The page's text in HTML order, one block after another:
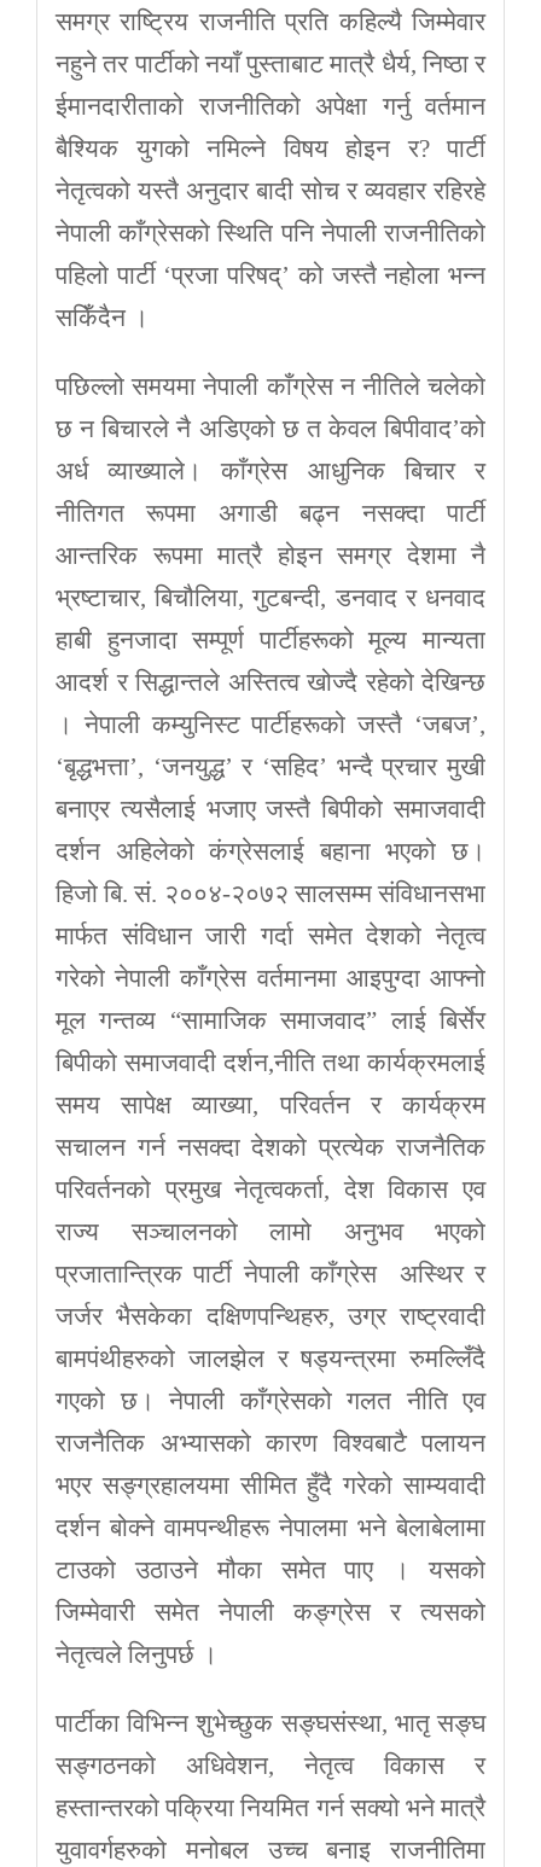
समग्र राष्ट्रिय राजनीति प्रति कहिल्यै जिम्मेवार
नहुने तर पार्टीको नयाँ पुस्ताबाट मात्रै धैर्य, निष्ठा र
ईमानदारीताको राजनीतिको अपेक्षा गर्नु वर्तमान
बैश्यिक युगको नमिल्ने विषय होइन र? पार्टी
नेतृत्वको यस्तै अनुदार बादी सोच र व्यवहार रहिरहे
नेपाली काँग्रेसको स्थिति पनि नेपाली राजनीतिको
पहिलो पार्टी ‘प्रजा परिषद्’ को जस्तै नहोला भन्न
सकिँदैन ।
पछिल्लो समयमा नेपाली काँग्रेस न नीतिले चलेको
छ न बिचारले नै अडिएको छ त केवल बिपीवाद’को
अर्ध व्याख्याले। काँग्रेस आधुनिक बिचार र
नीतिगत रूपमा अगाडी बढ्न नसक्दा पार्टी
आन्तरिक रूपमा मात्रै होइन समग्र देशमा नै
भ्रष्टाचार, बिचौलिया, गुटबन्दी, डनवाद र धनवाद
हाबी हुनजादा सम्पूर्ण पार्टीहरूको मूल्य मान्यता
आदर्श र सिद्धान्तले अस्तित्व खोज्दै रहेको देखिन्छ
। नेपाली कम्युनिस्ट पार्टीहरूको जस्तै ‘जबज’,
‘बृद्धभत्ता’, ‘जनयुद्ध’ र ‘सहिद’ भन्दै प्रचार मुखी
बनाएर त्यसैलाई भजाए जस्तै बिपीको समाजवादी
दर्शन अहिलेको कंग्रेसलाई बहाना भएको छ।
हिजो बि. सं. २००४-२०७२ सालसम्म संविधानसभा
मार्फत संविधान जारी गर्दा समेत देशको नेतृत्व
गरेको नेपाली काँग्रेस वर्तमानमा आइपुग्दा आफ्नो
मूल गन्तव्य “सामाजिक समाजवाद” लाई बिर्सेर
बिपीको समाजवादी दर्शन,नीति तथा कार्यक्रमलाई
समय सापेक्ष व्याख्या, परिवर्तन र कार्यक्रम
सचालन गर्न नसक्दा देशको प्रत्येक राजनैतिक
परिवर्तनको प्रमुख नेतृत्वकर्ता, देश विकास एव
राज्य सञ्चालनको लामो अनुभव भएको
प्रजातान्त्रिक पार्टी नेपाली काँग्रेस अस्थिर र
जर्जर भैसकेका दक्षिणपन्थिहरु, उग्र राष्ट्रवादी
बामपंथीहरुको जालझेल र षड्यन्त्रमा रुमल्लिँदै
गएको छ। नेपाली काँग्रेसको गलत नीति एव
राजनैतिक अभ्यासको कारण विश्वबाटै पलायन
भएर सङ्ग्रहालयमा सीमित हुँदै गरेको साम्यवादी
दर्शन बोक्ने वामपन्थीहरू नेपालमा भने बेलाबेलामा
टाउको उठाउने मौका समेत पाए । यसको
जिम्मेवारी समेत नेपाली कङ्ग्रेस र त्यसको
नेतृत्वले लिनुपर्छ ।
पार्टीका विभिन्न शुभेच्छुक सङ्घसंस्था, भातृ सङ्घ
सङ्गठनको अधिवेशन, नेतृत्व विकास र
हस्तान्तरको पक्रिया नियमित गर्न सक्यो भने मात्रै
युवावर्गहरुको मनोबल उच्च बनाइ राजनीतिमा